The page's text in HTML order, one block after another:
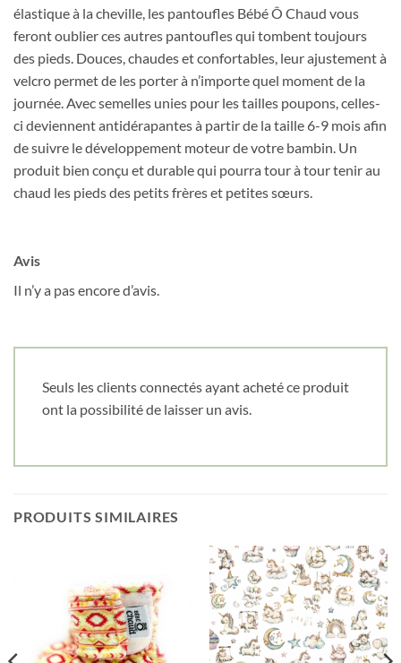
élastique à la cheville, les pantoufles Bébé Ô Chaud vous
feront oublier ces autres pantoufles qui tombent toujours
des pieds. Douces, chaudes et confortables, leur ajustement à
velcro permet de les porter à n’importe quel moment de la
journée. Avec semelles unies pour les tailles poupons, celles-
ci deviennent antidérapantes à partir de la taille 6-9 mois afin
de suivre le développement moteur de votre bambin. Un
produit bien conçu et durable qui pourra tour à tour tenir au
chaud les pieds des petits frères et petites sœurs.
Avis
Il n’y a pas encore d’avis.
Seuls les clients connectés ayant acheté ce produit
ont la possibilité de laisser un avis.
PRODUITS SIMILAIRES